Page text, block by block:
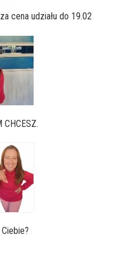
cena udziału do 19.02
CHCESZ.